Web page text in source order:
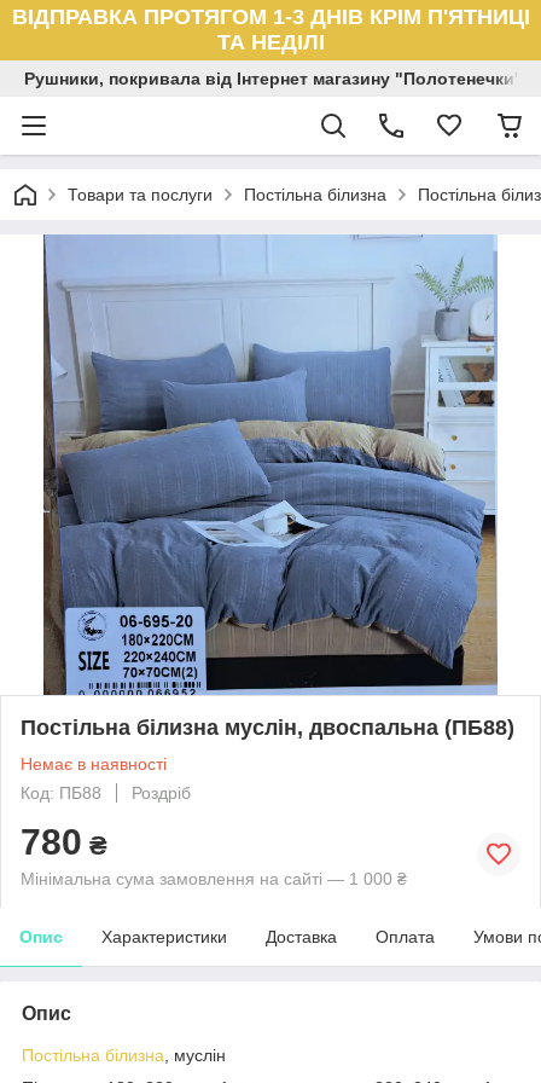
ВІДПРАВКА ПРОТЯГОМ 1-3 ДНІВ КРІМ П'ЯТНИЦІ
ТА НЕДІЛІ
Рушники, покривала від Інтернет магазину "Полотенечки"
Товари та послуги Постільна білизна Постільна
Постільна білизна муслін, двоспальна (ПБ88)
Немає в наявності
Код: ПБ88
Роздріб
780 ₴
Мінімальна сума замовлення на сайті — 1 000 ₴
Опис Характеристики Доставка Оплата Умови
Опис
Постільна білизна , муслін